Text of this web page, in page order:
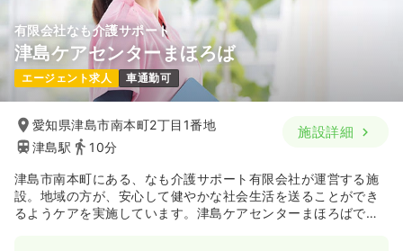
有限会社なも介護サポート
津島ケアセンターまほろば
エージェント求人 車通勤可
愛知県津島市南本町2丁目1番地
津島駅
10分
施設詳細
津島市南本町にある、なも介護サポート有限会社が運営する施
設。地域の方が、安心して健やかな社会生活を送ることができ
るようケアを実施しています。津島ケアセンターまほろばでは